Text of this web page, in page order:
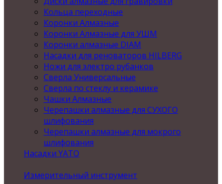
Кольца переходные
Коронки Алмазные
Коронки Алмазные для УШМ
Коронки алмазные DIAM
Насадки для реноваторов HILBERG
Ножи для электро рубанков
Сверла Универсальные
Сверла по стеклу и керамике
Чашки Алмазные
Черепашки алмазные для СУХОГО
шлифования
Черепашки алмазные для мокрого
шлифования
Насадки YATO
Измерительный инструмент